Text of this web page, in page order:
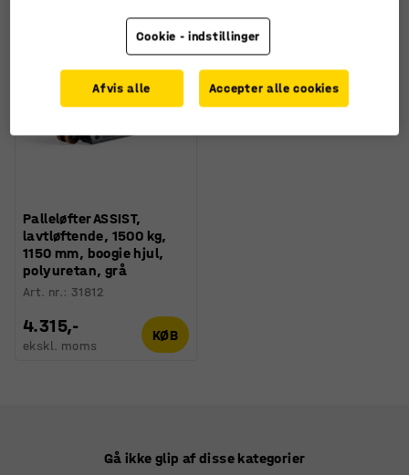
Palleløfter ASSIST,
lavtløftende, 1500 kg,
1150 mm, boogie hjul,
polyuretan, grå
Art. nr.: 31812
4.315,-
ekskl. moms
KØB
Gå ikke glip af disse kategorier
Cookie - indstillinger
Afvis alle Accepter alle cookies